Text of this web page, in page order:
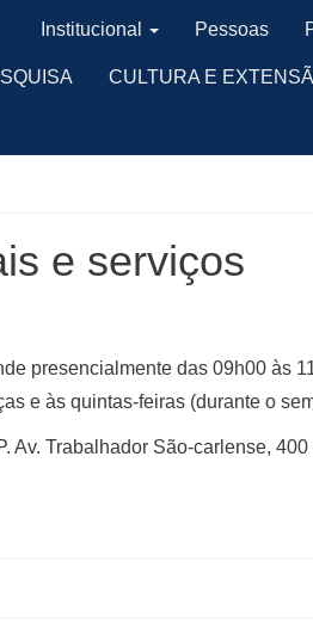
CULTURA E
Institucional Pessoas
e serviços
presencialmente das 09h00 às
e às quintas-feiras (durante o
Av. Trabalhador São-carlense,